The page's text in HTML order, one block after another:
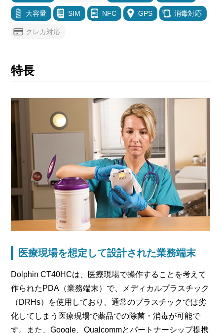
大容量 SIM NFC GPS 消毒対応
クレカ対応
特長
医療現場を想定して設計された業務端末
Dolphin CT40HCは、医療現場で操作することを考えて
作られたPDA（業務端末）で、メディカルプラスチック
（DRHs）を使用しており、通常のプラスチックでは劣
化してしまう医療現場で薬品での除菌・消毒が可能で
す。また、Google、Qualcommとパートナーシップ提携